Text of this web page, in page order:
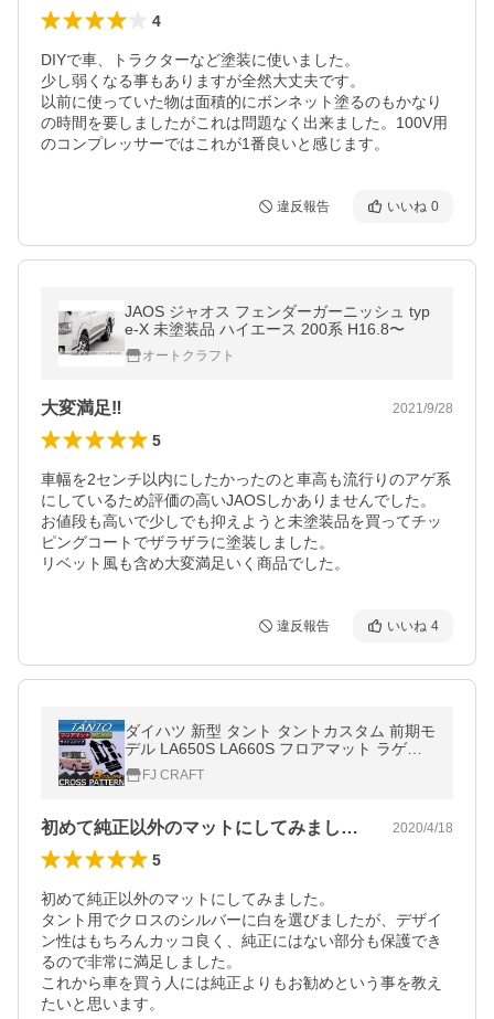
4
DIYで車、トラクターなど塗装に使いました。
少し弱くなる事もありますが全然大丈夫です。
以前に使っていた物は面積的にボンネット塗るのもかなり
の時間を要しましたがこれは問題なく出来ました。100V用
のコンプレッサーではこれが1番良いと感じます。
違反報告 いいね 0
JAOS ジャオス フェンダーガーニッシュ typ
e-X 未塗装品 ハイエース 200系 H16.8〜
オートクラフト
大変満足‼️ 2021/9/28
5
車幅を2センチ以内にしたかったのと車高も流行りのアゲ系
にしているため評価の高いJAOSしかありませんでした。
お値段も高いで少しでも抑えようと未塗装品を買ってチッ
ピングコートでザラザラに塗装しました。
リベット風も含め大変満足いく商品でした。
違反報告 いいね 4
ダイハツ 新型 タント タントカスタム 前期モ
デル LA650S LA660S フロアマット ラゲッ
ジマット サイドステップマット (クロス)
FJ CRAFT
初めて純正以外のマットにしてみました。… 2020/4/18
5
初めて純正以外のマットにしてみました。
タント用でクロスのシルバーに白を選びましたが、デザイ
ン性はもちろんカッコ良く、純正にはない部分も保護でき
るので非常に満足しました。
これから車を買う人には純正よりもお勧めという事を教え
たいと思います。